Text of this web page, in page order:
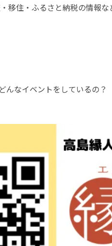
移住・ふるさと納税の情報
んなイベントをしているの？